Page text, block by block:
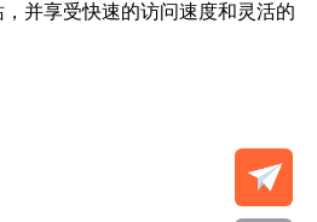
并享受快速的访问速度和灵活的